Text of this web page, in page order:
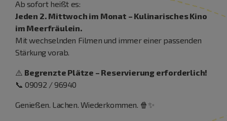
Ab sofort heißt es:
Jeden 2. Mittwoch im Monat – Kulinarisches Kino
im Meerfräulein.
Mit wechselnden Filmen und immer einer passenden
Stärkung vorab.
⚠️ Begrenzte Plätze – Reservierung erforderlich!
📞 09092 / 96940
Genießen. Lachen. Wiederkommen. 🍿✨